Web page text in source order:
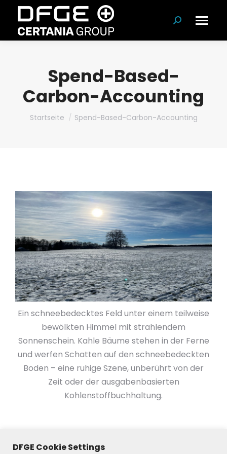
Suchen:
Spend-Based-
Carbon-Accounting
Du bist hier:
Startseite Spend-Based-Carbon-Accounting
Ein schneebedecktes Feld unter einem teilweise
bewölkten Himmel mit strahlendem
Sonnenschein. Kahle Bäume stehen in der Ferne
und werfen Schatten auf den schneebedeckten
Boden – eine ruhige Szene, unberührt von der
Zeit oder der ausgabenbasierten
Kohlenstoffbuchhaltung.
DFGE Cookie Settings